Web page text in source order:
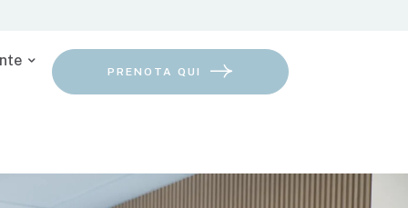
PRENOTA QUI